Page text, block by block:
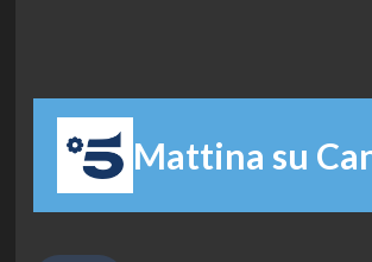
Mattina su